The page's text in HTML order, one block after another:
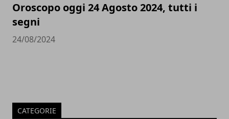
Oroscopo oggi 24 Agosto 2024, tutti i
segni
24/08/2024
CATEGORIE